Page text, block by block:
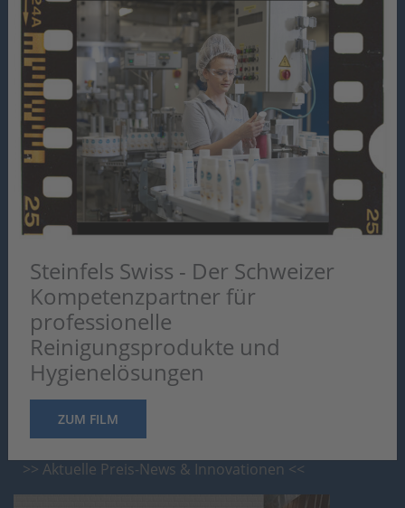
04/2026
>> Neuer eShop, attraktive Aktionen und
Partnerschaften <<
03/2026
>> Aktuelle Preis-News & Innovationen <<
Steinfels Swiss - Der Schweizer
Kompetenzpartner für
professionelle
Reinigungsprodukte und
Hygienelösungen
ZUM FILM